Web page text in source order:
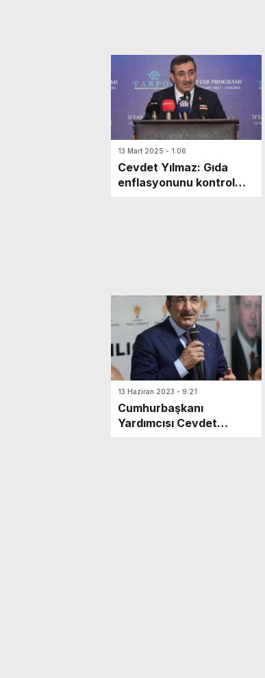
13 Mart 2025 - 1:06
Cevdet Yılmaz: Gıda
enflasyonunu kontrol
13 Haziran 2023 - 9:21
Cumhurbaşkanı
Yardımcısı Cevdet